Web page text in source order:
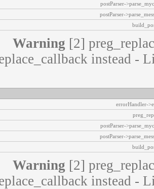
postParser-
postParser-
Warning [2]
instead -
errorHandler-
postParser-
postParser-
Warning [2]
instead -